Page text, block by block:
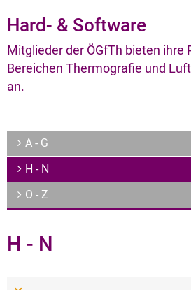
Zertifizierungen
Dienstleister
Hard- & Software
Archiv
Über uns
Hard- & Software
Mitglieder der ÖGfTh bieten ihre
Bereichen Thermografie und
an.
A - G
H - N
O - Z
H - N